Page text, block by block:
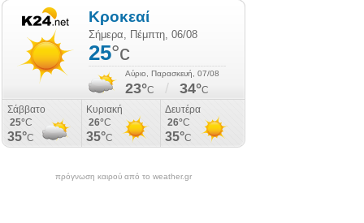
πρόγνωση καιρού από το weather.gr